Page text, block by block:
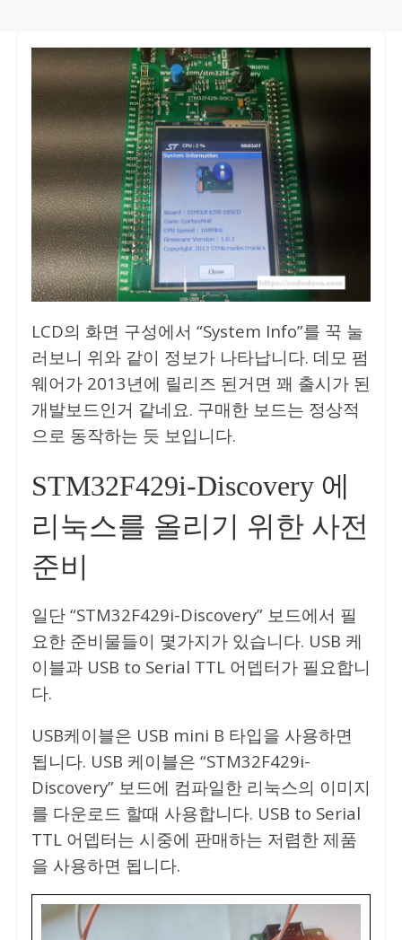
LCD의 화면 구성에서 “System Info”를 꾹 눌
러보니 위와 같이 정보가 나타납니다. 데모 펌
웨어가 2013년에 릴리즈 된거면 꽤 출시가 된
개발보드인거 같네요. 구매한 보드는 정상적
으로 동작하는 듯 보입니다.
STM32F429i-Discovery 에
리눅스를 올리기 위한 사전
준비
일단 “STM32F429i-Discovery” 보드에서 필
요한 준비물들이 몇가지가 있습니다. USB 케
이블과 USB to Serial TTL 어뎁터가 필요합니
다.
USB케이블은 USB mini B 타입을 사용하면
됩니다. USB 케이블은 “STM32F429i-
Discovery” 보드에 컴파일한 리눅스의 이미지
를 다운로드 할때 사용합니다. USB to Serial
TTL 어뎁터는 시중에 판매하는 저렴한 제품
을 사용하면 됩니다.